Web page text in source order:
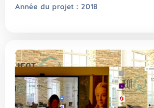
Année du projet : 2018